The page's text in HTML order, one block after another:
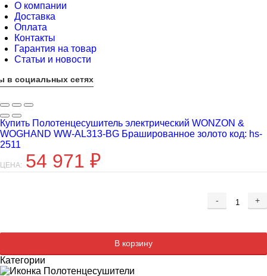
О компании
Доставка
Оплата
Контакты
Гарантия на товар
Статьи и новости
в социальных сетях
Купить Полотенцесушитель электрический WONZON &
WOGHAND WW-AL313-BG Брашированное золото код: hs-
2511
ЦЕНА: 54 971 ₽
- +
В корзину
Категории